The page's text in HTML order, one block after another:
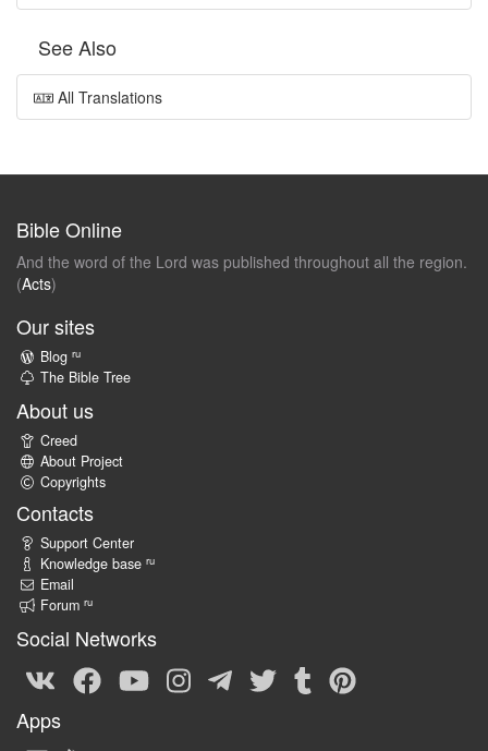
See Also
All Translations
Bible Online
And the word of the Lord was published throughout all the region.
(Acts)
Our sites
Blog ru
The Bible Tree
About us
Creed
About Project
Copyrights
Contacts
Support Center
Knowledge base ru
Email
Forum ru
Social Networks
Apps